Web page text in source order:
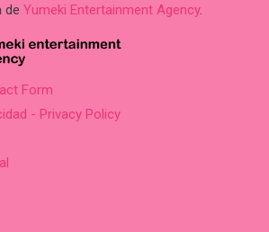
de Yumeki Entertainment Agency.
Form
- Privacy Policy